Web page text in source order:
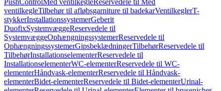
PushControlMed ventilkegleReservedele til Med
ventilkegleTilbehør til afløbsgarniture til badekarVentilkeglerT-
stykkerInstallationssystemerGeberit
DuofixSystemvæggeReservedele til
SystemvæggeOphængningssystemerReservedele til
OphængningssystemerGipsbeklædningerTilbehørReservedele til
TilbehørInstallationselementerReservedele til
InstallationselementerWC-elementerReservedele til WC-
elementerHåndvask-elementerReservedele til Håndvask-
elementerBidet-elementerReservedele til Bidet-elementerUrinal-